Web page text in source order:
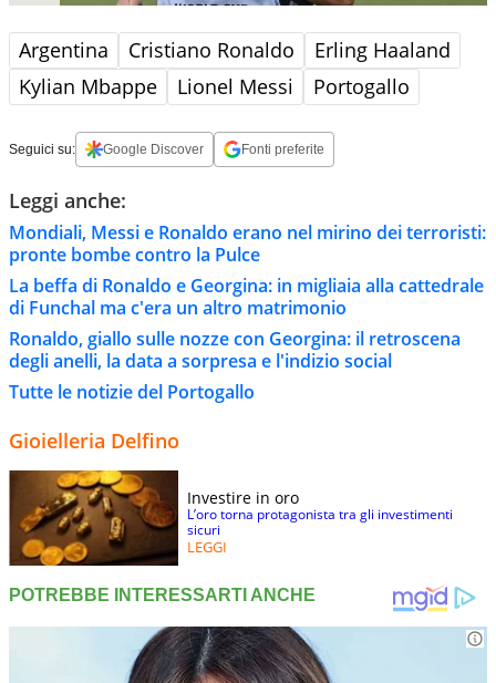
Argentina Cristiano Ronaldo
Erling Haaland
Kylian Mbappe
Lionel Messi Portogallo
Seguici su: Google Discover Fonti preferite
Leggi anche:
Mondiali, Messi e Ronaldo erano nel mirino dei terroristi:
pronte bombe contro la Pulce
La beffa di Ronaldo e Georgina: in migliaia alla cattedrale
di Funchal ma c'era un altro matrimonio
Ronaldo, giallo sulle nozze con Georgina: il retroscena
degli anelli, la data a sorpresa e l'indizio social
Tutte le notizie del Portogallo
Gioielleria Delfino
Investire in oro
L’oro torna protagonista tra gli investimenti
sicuri
LEGGI